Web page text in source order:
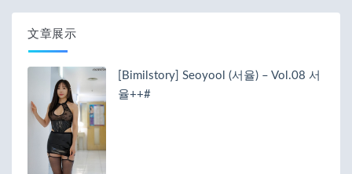
文章展示
[Bimilstory] Seoyool (서율) – Vol.08 서
율++#